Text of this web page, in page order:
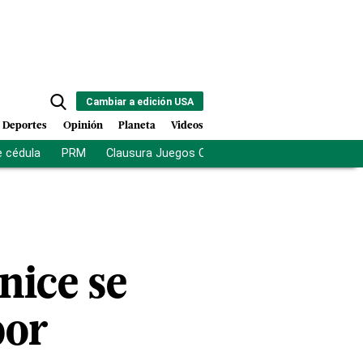
Cambiar a edición USA
Deportes Opinión Planeta Videos
cédula PRM Clausura Juegos Centroamericanos
se